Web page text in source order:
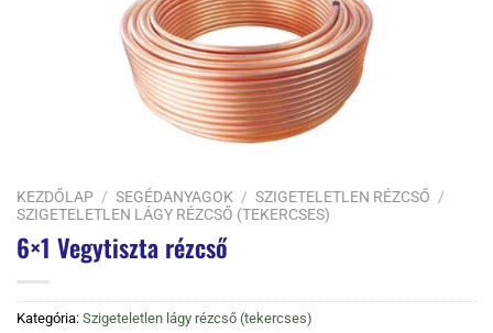
KEZDŐLAP / SEGÉDANYAGOK / SZIGETELETLEN RÉZCSŐ /
SZIGETELETLEN LÁGY RÉZCSŐ (TEKERCSES)
6×1 Vegytiszta rézcső
Kategória: Szigeteletlen lágy rézcső (tekercses)